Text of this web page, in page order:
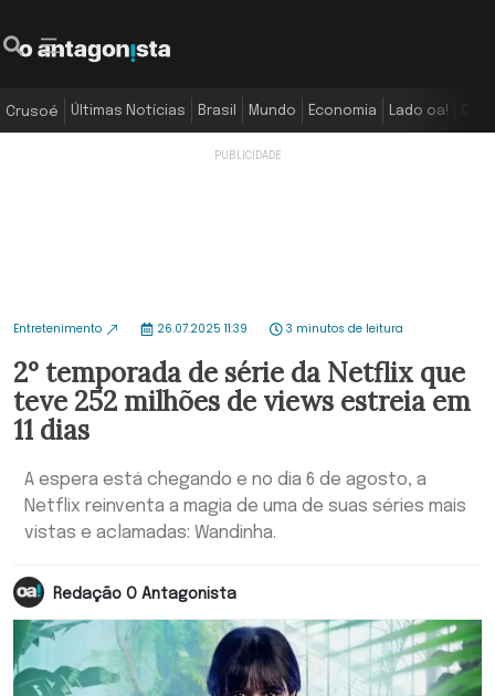
Crusoé Últimas Notícias Brasil Mundo Economia Lado oa!
Entretenimento 26.07.2025 11:39 3 minutos de leitura
2° temporada de série da Netflix que
teve 252 milhões de views estreia em
11 dias
A espera está chegando e no dia 6 de agosto, a
Netflix reinventa a magia de uma de suas séries mais
vistas e aclamadas: Wandinha.
Redação O Antagonista